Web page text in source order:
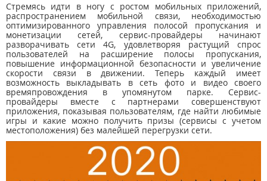
Стремясь идти в ногу с ростом мобильных приложений,
распространением мобильной связи, необходимостью
оптимизированного управления полосой пропускания и
монетизации сетей, сервис-провайдеры начинают
разворачивать сети 4G, удовлетворяя растущий спрос
пользователей на расширение полосы пропускания,
повышение информационной безопасности и увеличение
скорости связи в движении. Теперь каждый имеет
возможность выкладывать в сеть фото и видео своего
времяпровождения в упомянутом парке. Сервис-
провайдеры вместе с партнерами совершенствуют
приложения, показывая пользователям, где найти любимые
игры и какие можно получить призы (сервисы с учетом
местоположения) без малейшей перегрузки сети.